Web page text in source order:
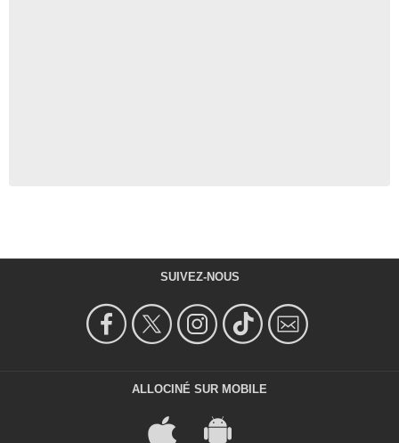
SUIVEZ-NOUS
ALLOCINÉ SUR MOBILE